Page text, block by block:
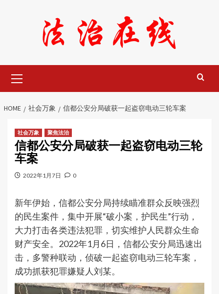
Menu
HOME 社会万象 信都公安分局破获一起盗窃电动三轮车案
社会万象 聚焦法治
信都公安分局破获一起盗窃电动三轮
车案
2022年1月7日 0
新年伊始，信都公安分局持续瞄准群众反映强烈
的民生案件，集中开展“破小案，护民生”行动，
大力打击各类违法犯罪，切实维护人民群众生命
财产安全。2022年1月6日，信都公安分局迅速出
击，多警种联动，侦破一起盗窃电动三轮车案，
成功抓获犯罪嫌疑人刘某。